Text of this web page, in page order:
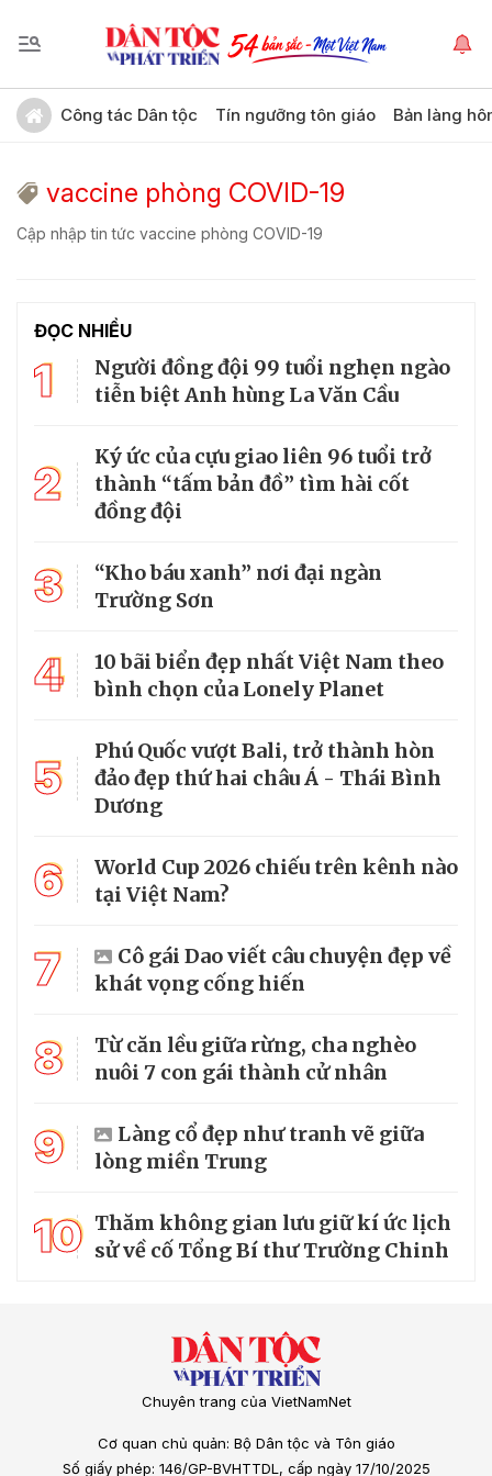
Công tác Dân tộc Tín ngưỡng tôn giáo Bản làng
vaccine phòng COVID-19
Cập nhập tin tức vaccine phòng COVID-19
ĐỌC NHIỀU
1
Người đồng đội 99 tuổi nghẹn ngào
tiễn biệt Anh hùng La Văn Cầu
2
Ký ức của cựu giao liên 96 tuổi trở
thành “tấm bản đồ” tìm hài cốt
đồng đội
3
“Kho báu xanh” nơi đại ngàn
Trường Sơn
4
10 bãi biển đẹp nhất Việt Nam theo
bình chọn của Lonely Planet
5
Phú Quốc vượt Bali, trở thành hòn
đảo đẹp thứ hai châu Á - Thái Bình
Dương
6
World Cup 2026 chiếu trên kênh nào
tại Việt Nam?
7
Cô gái Dao viết câu chuyện đẹp về
khát vọng cống hiến
8
Từ căn lều giữa rừng, cha nghèo
nuôi 7 con gái thành cử nhân
9
Làng cổ đẹp như tranh vẽ giữa
lòng miền Trung
10 Thăm không gian lưu giữ kí ức lịch
sử về cố Tổng Bí thư Trường Chinh
Chuyên trang của VietNamNet
Cơ quan chủ quản: Bộ Dân tộc và Tôn giáo
Số giấy phép: 146/GP-BVHTTDL, cấp ngày 17/10/2025